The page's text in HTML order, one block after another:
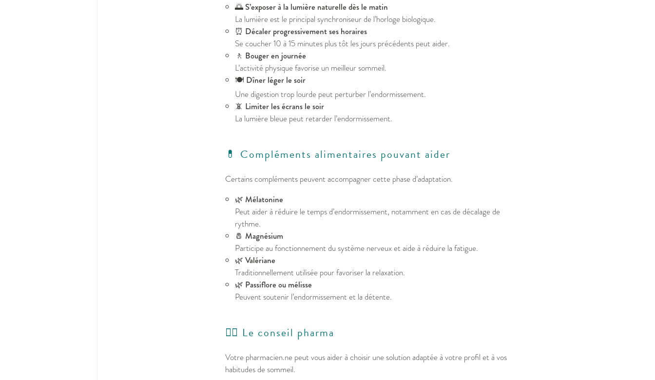
🌅 S’exposer à la lumière naturelle dès le matin
La lumière est le principal synchroniseur de l’horloge biologique.
⏰ Décaler progressivement ses horaires
Se coucher 10 à 15 minutes plus tôt les jours précédents peut aider.
🚶 Bouger en journée
L’activité physique favorise un meilleur sommeil.
🍽️ Dîner léger le soir
Une digestion trop lourde peut perturber l’endormissement.
📵 Limiter les écrans le soir
La lumière bleue peut retarder l’endormissement.
💊 Compléments alimentaires pouvant aider
Certains compléments peuvent accompagner cette phase d’adaptation.
🌿 Mélatonine
Peut aider à réduire le temps d’endormissement, notamment en cas de décalage de
rythme.
🧂 Magnésium
Participe au fonctionnement du système nerveux et aide à réduire la fatigue.
🌿 Valériane
Traditionnellement utilisée pour favoriser la relaxation.
🌿 Passiflore ou mélisse
Peuvent soutenir l’endormissement et la détente.
👩‍⚕️ Le conseil pharma
Votre pharmacien.ne peut vous aider à choisir une solution adaptée à votre profil et à vos
habitudes de sommeil.